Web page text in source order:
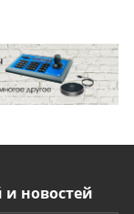
и новостей